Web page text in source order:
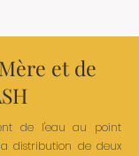
et de
de l'eau au point
distribution de deux